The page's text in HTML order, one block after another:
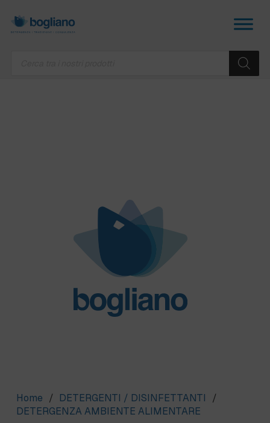
Home / DETERGENTI / DISINFETTANTI
/
DETERGENZA AMBIENTE ALIMENTARE